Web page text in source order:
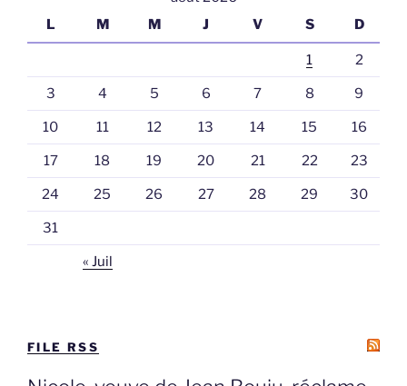
L
M M J V S D
1 2
3 4 5 6 7 8 9
10 11 12 13 14 15 16
17 18 19 20 21 22 23
24 25 26 27 28 29 30
31
« Juil
FILE RSS